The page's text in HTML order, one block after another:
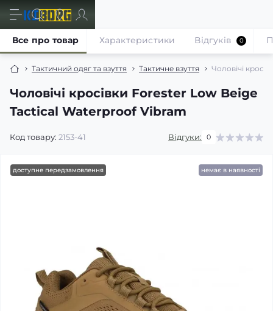
Тактичний одяг та взуття Тактичне взуття Чоловічі
Чоловічі кросівки Forester Low Beige
Tactical Waterproof Vibram
Код товару: 2153-41 Відгуки: 0
Все про товар Характеристики Відгуків 0
доступне передзамовлення немає в наявності